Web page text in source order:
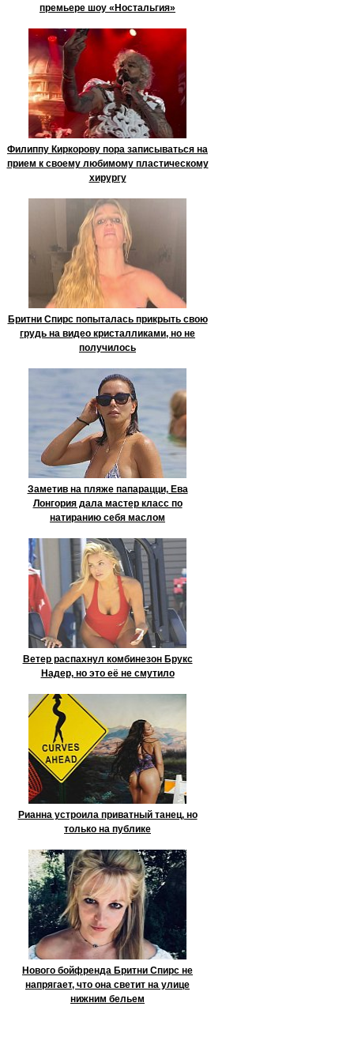
премьере шоу «Ностальгия»
Филиппу Киркорову пора записываться на
прием к своему любимому пластическому
хирургу
Бритни Спирс попыталась прикрыть свою
грудь на видео кристалликами, но не
получилось
Заметив на пляже папарацци, Ева
Лонгория дала мастер класс по
натиранию себя маслом
Ветер распахнул комбинезон Брукс
Надер, но это её не смутило
Рианна устроила приватный танец, но
только на публике
Нового бойфренда Бритни Спирс не
напрягает, что она светит на улице
нижним бельем